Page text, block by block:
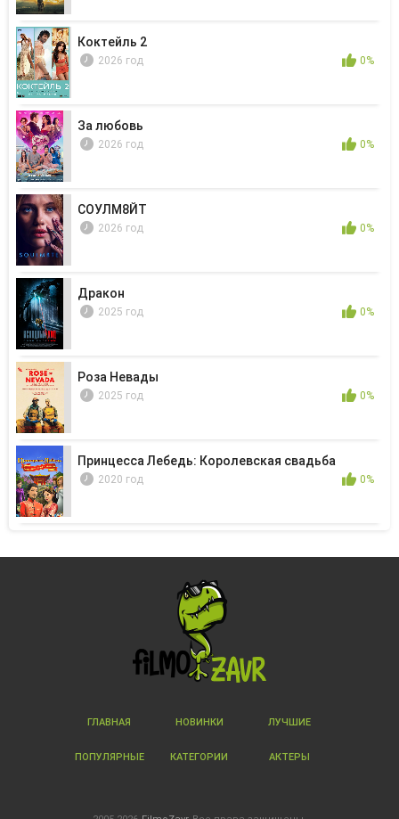
Коктейль 2
2026 год 0%
За любовь
2026 год 0%
СОУЛМ8ЙТ
2026 год 0%
Дракон
2025 год 0%
Роза Невады
2025 год 0%
Принцесса Лебедь: Королевская свадьба
2020 год 0%
ГЛАВНАЯ НОВИНКИ ЛУЧШИЕ
ПОПУЛЯРНЫЕ КАТЕГОРИИ АКТЕРЫ